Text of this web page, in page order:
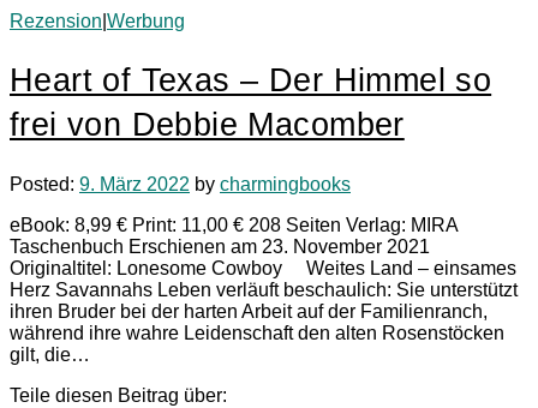
Rezension Werbung
Heart of Texas – Der Himmel so
frei von Debbie Macomber
Posted: 9. März 2022 by charmingbooks
eBook: 8,99 € Print: 11,00 € 208 Seiten Verlag: MIRA
Taschenbuch Erschienen am 23. November 2021
Originaltitel: Lonesome Cowboy Weites Land – einsames
Herz Savannahs Leben verläuft beschaulich: Sie unterstützt
ihren Bruder bei der harten Arbeit auf der Familienranch,
während ihre wahre Leidenschaft den alten Rosenstöcken
gilt, die…
Teile diesen Beitrag über: